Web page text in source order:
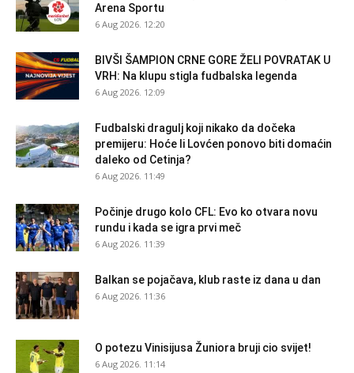
Arena Sportu
6 Aug 2026. 12:20
BIVŠI ŠAMPION CRNE GORE ŽELI POVRATAK U
VRH: Na klupu stigla fudbalska legenda
6 Aug 2026. 12:09
Fudbalski dragulj koji nikako da dočeka
premijeru: Hoće li Lovćen ponovo biti domaćin
daleko od Cetinja?
6 Aug 2026. 11:49
Počinje drugo kolo CFL: Evo ko otvara novu
rundu i kada se igra prvi meč
6 Aug 2026. 11:39
Balkan se pojačava, klub raste iz dana u dan
6 Aug 2026. 11:36
O potezu Vinisijusa Žuniora bruji cio svijet!
6 Aug 2026. 11:14